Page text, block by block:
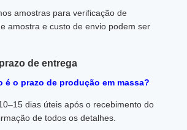
amostras para verificação de
amostra e custo de envio podem ser
de entrega
é o prazo de produção em massa?
dias úteis após o recebimento do
de todos os detalhes.